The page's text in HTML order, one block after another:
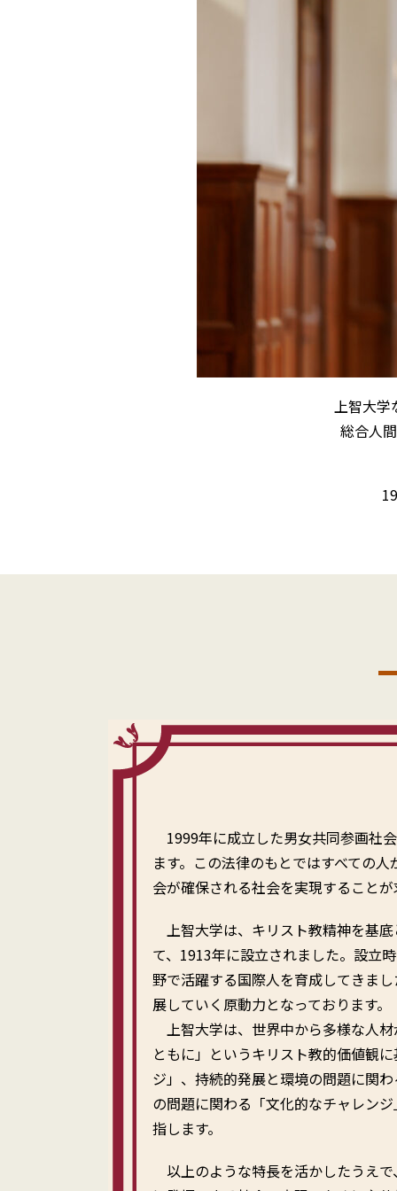
上智大学
総合人
1999年に成立した男女共同参画社
ます。この法律のもとではすべての
会が確保される社会を実現すること
上智大学は、キリスト教精神を基
て、1913年に設立されました。設立
野で活躍する国際人を育成してきま
展していく原動力となっております。
上智大学は、世界中から多様な人
ともに」というキリスト教的価値観
ジ」、持続的発展と環境の問題に関
の問題に関わる「文化的なチャレン
指します。
以上のような特長を活かしたうえ